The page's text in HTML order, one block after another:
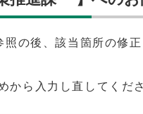
照の後、該当箇所の修正
から入力し直してくだ